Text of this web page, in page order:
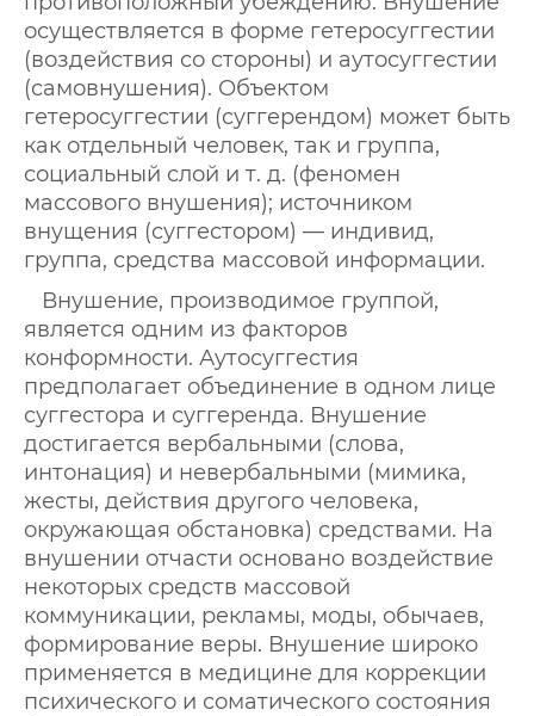
осуществляется в форме гетеросуггестии
(воздействия со стороны) и аутосуггестии
(самовнушения). Объектом
гетеросуггестии (суггерендом) может быть
как отдельный человек, так и группа,
социальный слой и т. д. (феномен
массового внушения); источником
внущения (суггестором) — индивид,
группа, средства массовой информации.
Внушение, производимое группой,
является одним из факторов
конформности. Аутосуггестия
предполагает объединение в одном лице
суггестора и суггеренда. Внушение
достигается вербальными (слова,
интонация) и невербальными (мимика,
жесты, действия другого человека,
окружающая обстановка) средствами. На
внушении отчасти основано воздействие
некоторых средств массовой
коммуникации, рекламы, моды, обычаев,
формирование веры. Внушение широко
применяется в медицине для коррекции
психического и соматического состояния